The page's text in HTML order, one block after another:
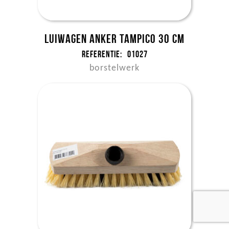
Luiwagen anker tampico 30 cm
Referentie: 01027
borstelwerk